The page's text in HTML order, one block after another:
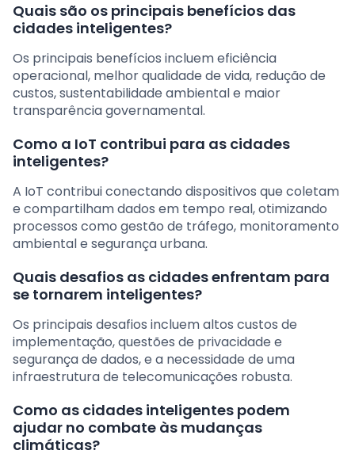
Quais são os principais benefícios das
cidades inteligentes?
Os principais benefícios incluem eficiência
operacional, melhor qualidade de vida, redução de
custos, sustentabilidade ambiental e maior
transparência governamental.
Como a IoT contribui para as cidades
inteligentes?
A IoT contribui conectando dispositivos que coletam
e compartilham dados em tempo real, otimizando
processos como gestão de tráfego, monitoramento
ambiental e segurança urbana.
Quais desafios as cidades enfrentam para
se tornarem inteligentes?
Os principais desafios incluem altos custos de
implementação, questões de privacidade e
segurança de dados, e a necessidade de uma
infraestrutura de telecomunicações robusta.
Como as cidades inteligentes podem
ajudar no combate às mudanças
climáticas?